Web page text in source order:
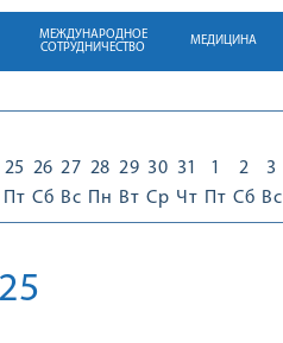
МЕЖДУНАРОДНОЕ
СОТРУДНИЧЕСТВО
МЕДИЦИНА
25
Пт
26
Сб
27
Вс
28
Пн
29
Вт
30
Ср
31
Чт
1
Пт
2
Сб
3
Вс